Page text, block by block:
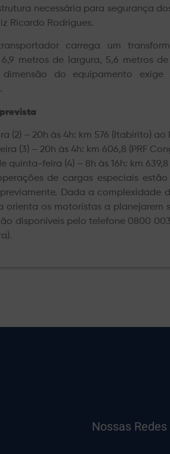
necessária para segurança
Ricardo Rodrigues.
carrega um
metros de largura, 5,6 metros
do equipamento
(2) – 20h às 4h: km 576 (Itabirito) ao
(3) – 20h às 4h: km 606,8 (PRF
quinta-feira (4) – 8h às 16h: km
de cargas especiais
Dada a complexidade
orienta os motoristas a
disponíveis pelo telefone 0800
Nossas